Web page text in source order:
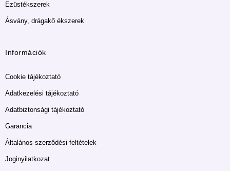
Ezüstékszerek
Ásvány, drágakő ékszerek
Információk
Cookie tájékoztató
Adatkezelési tájékoztató
Adatbiztonsági tájékoztató
Garancia
Általános szerződési feltételek
Joginyilatkozat